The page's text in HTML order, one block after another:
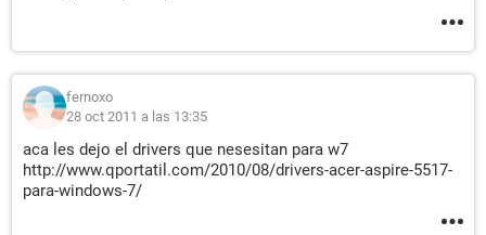
fernoxo
28 oct 2011 a las 13:35
aca les dejo el drivers que nesesitan para w7
http://www.qportatil.com/2010/08/drivers-acer-aspire-5517-
para-windows-7/